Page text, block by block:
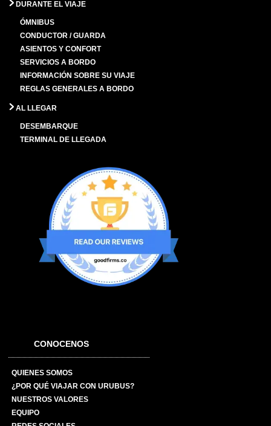
DURANTE EL VIAJE
ÓMNIBUS
CONDUCTOR / GUARDA
ASIENTOS Y CONFORT
SERVICIOS A BORDO
INFORMACIÓN SOBRE SU VIAJE
REGLAS GENERALES A BORDO
AL LLEGAR
DESEMBARQUE
TERMINAL DE LLEGADA
CONOCENOS
QUIENES SOMOS
¿POR QUÉ VIAJAR CON URUBUS?
NUESTROS VALORES
EQUIPO